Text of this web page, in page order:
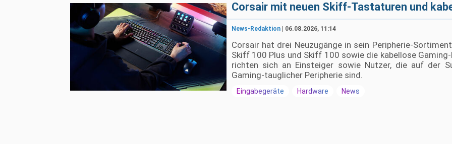
Corsair mit neuen Skiff-Tastaturen und
News-Redaktion| 06.08.2026, 11:14
Corsair hat drei Neuzugänge in sein Peripherie-
Skiff 100 Plus und Skiff 100 sowie die kabellose
richten sich an Einsteiger sowie Nutzer, die auf der
Gaming-tauglicher Peripherie sind.
Eingabegeräte Hardware News